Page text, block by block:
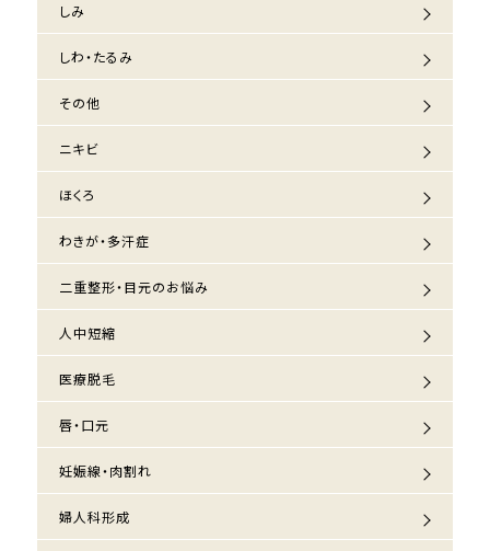
しみ
しわ・たるみ
その他
ニキビ
ほくろ
わきが・多汗症
二重整形・目元のお悩み
人中短縮
医療脱毛
唇・口元
妊娠線・肉割れ
婦人科形成